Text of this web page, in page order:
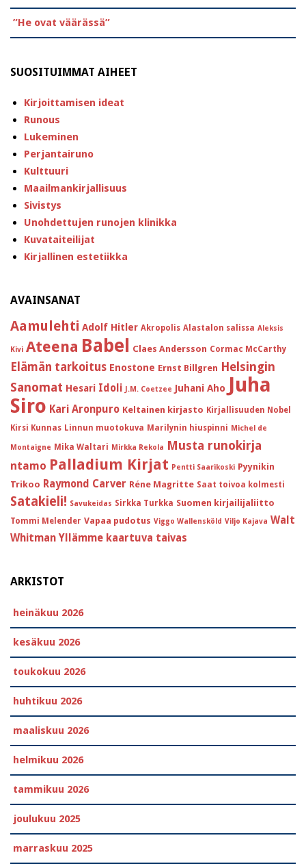
”He ovat väärässä”
SUOSITUIMMAT AIHEET
Kirjoittamisen ideat
Runous
Lukeminen
Perjantairuno
Kulttuuri
Maailmankirjallisuus
Sivistys
Unohdettujen runojen klinikka
Kuvataiteilijat
Kirjallinen estetiikka
AVAINSANAT
Aamulehti Adolf Hitler Akropolis Alastalon salissa Aleksis
Kivi Ateena Babel Claes Andersson Cormac McCarthy
Elämän tarkoitus Enostone Ernst Billgren Helsingin
Sanomat Hesari Idoli J.M. Coetzee Juhani Aho Juha
Siro Kari Aronpuro Keltainen kirjasto Kirjallisuuden Nobel
Kirsi Kunnas Linnun muotokuva Marilynin hiuspinni Michel de
Montaigne Mika Waltari Mirkka Rekola Musta runokirja
ntamo Palladium Kirjat Pentti Saarikoski Pyynikin
Trikoo Raymond Carver Réne Magritte Saat toivoa kolmesti
Satakieli! Savukeidas Sirkka Turkka Suomen kirjailijaliitto
Tommi Melender Vapaa pudotus Viggo Wallensköld Viljo Kajava Walt
Whitman Yllämme kaartuva taivas
ARKISTOT
heinäkuu 2026
kesäkuu 2026
toukokuu 2026
huhtikuu 2026
maaliskuu 2026
helmikuu 2026
tammikuu 2026
joulukuu 2025
marraskuu 2025